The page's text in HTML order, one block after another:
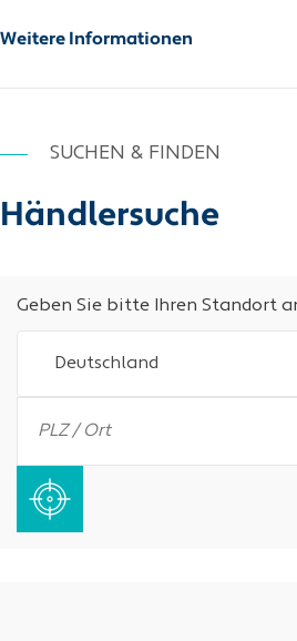
Weitere Informationen
SUCHEN & FINDEN
Händlersuche
Geben Sie bitte Ihren Standort
Deutschland